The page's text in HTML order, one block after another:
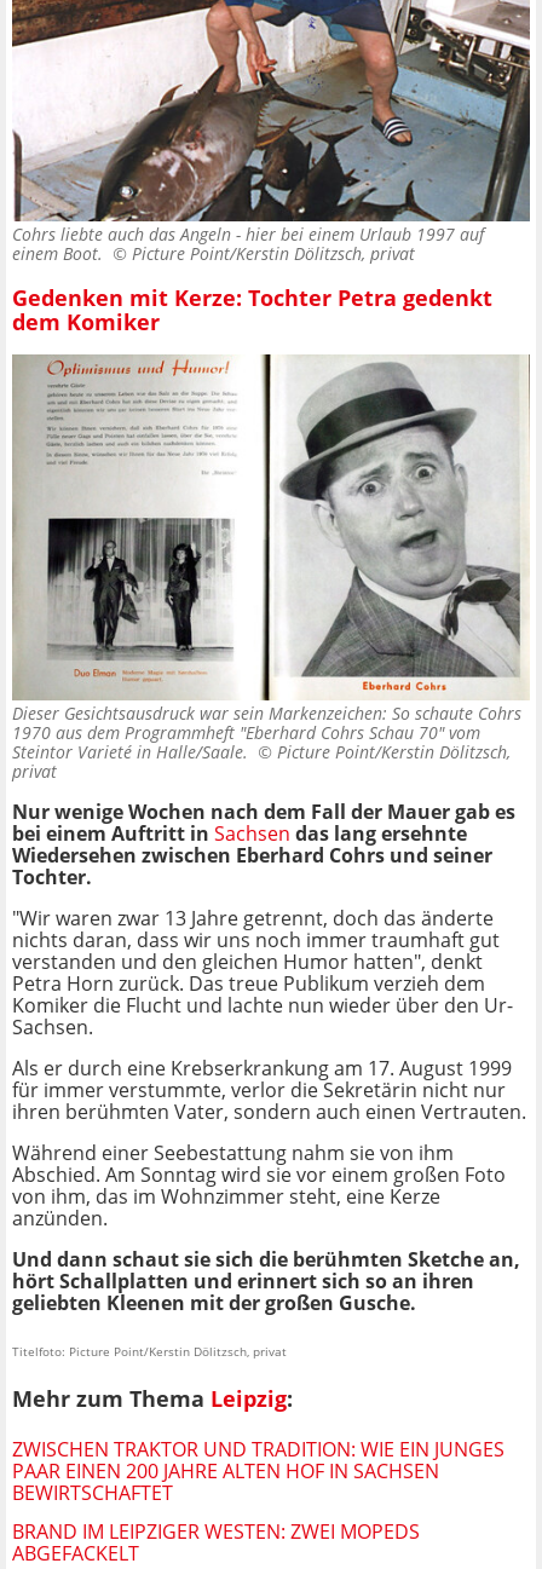
Cohrs liebte auch das Angeln - hier bei einem Urlaub 1997 auf
einem Boot. © Picture Point/Kerstin Dölitzsch, privat
Gedenken mit Kerze: Tochter Petra gedenkt
dem Komiker
Dieser Gesichtsausdruck war sein Markenzeichen: So schaute Cohrs
1970 aus dem Programmheft "Eberhard Cohrs Schau 70" vom
Steintor Varieté in Halle/Saale. © Picture Point/Kerstin Dölitzsch,
privat
Nur wenige Wochen nach dem Fall der Mauer gab es
bei einem Auftritt in Sachsen das lang ersehnte
Wiedersehen zwischen Eberhard Cohrs und seiner
Tochter.
"Wir waren zwar 13 Jahre getrennt, doch das änderte
nichts daran, dass wir uns noch immer traumhaft gut
verstanden und den gleichen Humor hatten", denkt
Petra Horn zurück. Das treue Publikum verzieh dem
Komiker die Flucht und lachte nun wieder über den Ur-
Sachsen.
Als er durch eine Krebserkrankung am 17. August 1999
für immer verstummte, verlor die Sekretärin nicht nur
ihren berühmten Vater, sondern auch einen Vertrauten.
Während einer Seebestattung nahm sie von ihm
Abschied. Am Sonntag wird sie vor einem großen Foto
von ihm, das im Wohnzimmer steht, eine Kerze
anzünden.
Und dann schaut sie sich die berühmten Sketche an,
hört Schallplatten und erinnert sich so an ihren
geliebten Kleenen mit der großen Gusche.
Titelfoto: Picture Point/Kerstin Dölitzsch, privat
Mehr zum Thema Leipzig:
ZWISCHEN TRAKTOR UND TRADITION: WIE EIN JUNGES
PAAR EINEN 200 JAHRE ALTEN HOF IN SACHSEN
BEWIRTSCHAFTET
BRAND IM LEIPZIGER WESTEN: ZWEI MOPEDS
ABGEFACKELT